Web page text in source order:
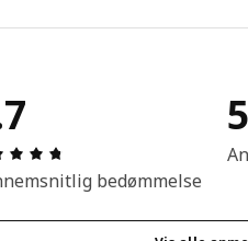
Anmeldelse: 4.7 Ud af 5
bedømmelse